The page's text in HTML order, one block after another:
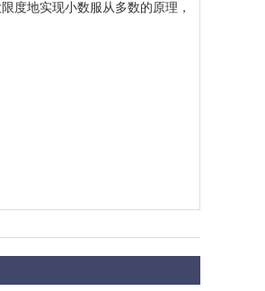
度地实现小数服从多数的原理，